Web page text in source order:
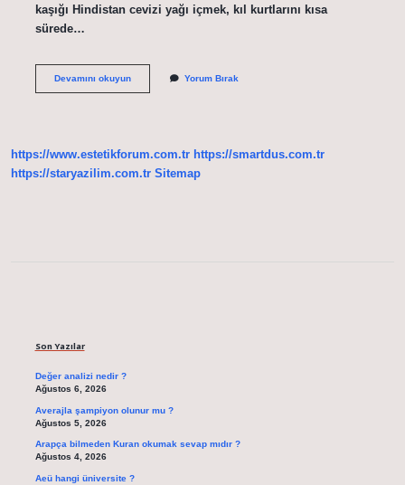
kaşığı Hindistan cevizi yağı içmek, kıl kurtlarını kısa
sürede…
Devamını okuyunBağırsak
Yorum Bırak
https://www.estetikforum.com.tr https://smartdus.com.tr
https://staryazilim.com.tr Sitemap
Son Yazılar
Değer analizi nedir ?
Ağustos 6, 2026
Averajla şampiyon olunur mu ?
Ağustos 5, 2026
Arapça bilmeden Kuran okumak sevap mıdır ?
Ağustos 4, 2026
Aeü hangi üniversite ?